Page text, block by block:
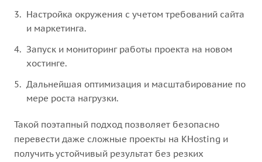
Настройка окружения с учетом требований сайта
и маркетинга.
Запуск и мониторинг работы проекта на новом
хостинге.
Дальнейшая оптимизация и масштабирование по
мере роста нагрузки.
Такой поэтапный подход позволяет безопасно
перевести даже сложные проекты на KHosting и
получить устойчивый результат без резких